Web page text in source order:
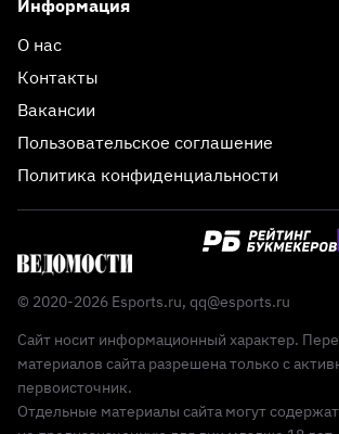
Информация
О нас
Контакты
Вакансии
Пользовательское соглашение
Политика конфиденциальности
© 2020-2026 Esports.ru, qq@esports.ru
Сайт носит информационный характер.
материалов сайта разрешена только с
первоисточник.
Отдельные материалы сайта могут